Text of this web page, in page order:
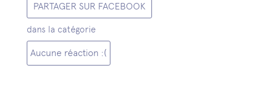
PARTAGER SUR FACEBOOK
dans la catégorie
Aucune réaction :(